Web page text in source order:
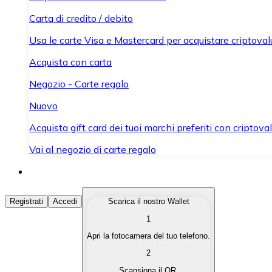
Carta di credito / debito
Usa le carte Visa e Mastercard per acquistare
Acquista con carta
Negozio - Carte regalo
Nuovo
Acquista gift card dei tuoi marchi preferiti con
Vai al negozio di carte regalo
Acquista Criptovalute
Acquista le criptovalute che ti interessano in modo
Converti le tue criptovalute in valuta fiat quando ne hai
Registrati Accedi
Scarica il nostro Wallet
1
Apri la fotocamera del tuo telefono.
2